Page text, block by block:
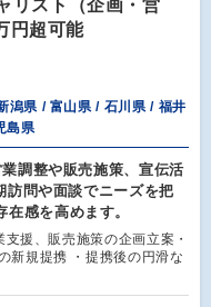
リスト（企画・営
円超可能
潟県 / 富山県 / 石川県 / 福井
島県
調整や販売施策、宣伝活
問や面談でニーズを把
感を高めます。
援、販売施策の企画立案・
新規提携 ・提携後の円滑な